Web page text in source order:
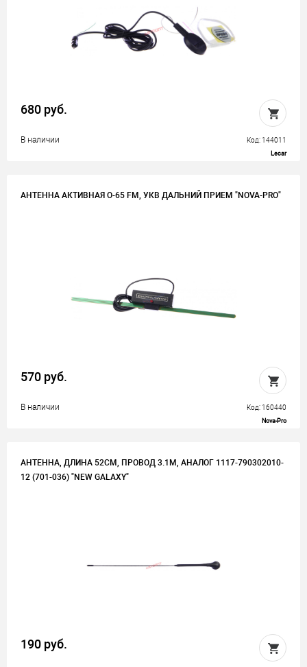
680 руб.
В наличии Код: 144011
Lecar
АНТЕННА АКТИВНАЯ O-65 FM, УКВ ДАЛЬНИЙ ПРИЕМ "NOVA-PRO"
570 руб.
В наличии Код: 160440
Nova-Pro
АНТЕННА, ДЛИНА 52СМ, ПРОВОД 3.1М, АНАЛОГ 1117-790302010-
12 (701-036) "NEW GALAXY"
190 руб.